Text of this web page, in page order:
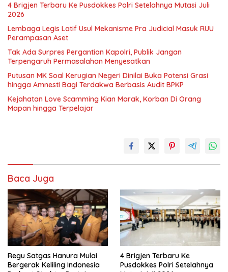
4 Brigjen Terbaru Ke Pusdokkes Polri Setelahnya Mutasi Juli
2026
Lembaga Legis Latif Usul Mekanisme Pra Judicial Masuk RUU
Perampasan Aset
Tak Ada Surpres Pergantian Kapolri, Publik Jangan
Terpengaruh Permasalahan Menyesatkan
Putusan MK Soal Kerugian Negeri Dinilai Buka Potensi Grasi
hingga Amnesti Bagi Terdakwa Berbasis Audit BPKP
Kejahatan Love Scamming Kian Marak, Korban Di Orang
Mapan hingga Terpelajar
Baca Juga
Regu Satgas Hanura Mulai
Bergerak Keliling Indonesia
4 Brigjen Terbaru Ke
Pusdokkes Polri Setelahnya